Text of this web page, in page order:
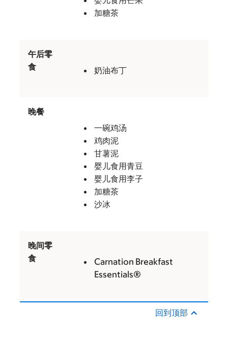
加糖茶
午后零
食
奶油布丁
晚餐
一碗鸡汤
鸡肉泥
甘薯泥
婴儿食用青豆
婴儿食用李子
加糖茶
沙冰
晚间零
食
Carnation Breakfast
Essentials®
回到顶部